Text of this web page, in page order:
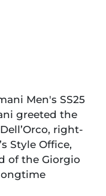
Men's SS25
greeted the
right-
Style Office,
of the Giorgio